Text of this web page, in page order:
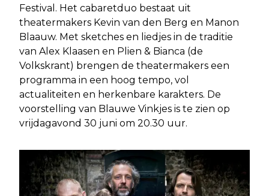
Festival. Het cabaretduo bestaat uit
theatermakers Kevin van den Berg en Manon
Blaauw. Met sketches en liedjes in de traditie
van Alex Klaasen en Plien & Bianca (de
Volkskrant) brengen de theatermakers een
programma in een hoog tempo, vol
actualiteiten en herkenbare karakters. De
voorstelling van Blauwe Vinkjes is te zien op
vrijdagavond 30 juni om 20.30 uur.